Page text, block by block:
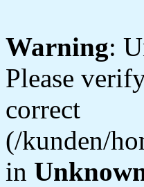
Warning:
Please
correct
(/kunden/
in